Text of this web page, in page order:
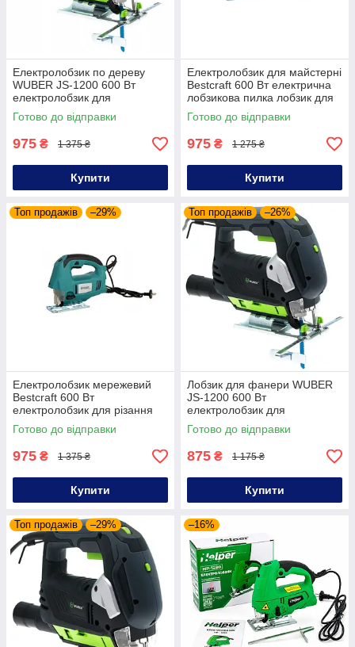
Електролобзик по дереву
WUBER JS-1200 600 Вт
електролобзик для
будівельних робіт
Готово до відправки
975 ₴ 1 375 ₴
Купити
Електролобзик для майстерні
Bestcraft 600 Вт електрична
лобзикова пилка лобзик для
ДСП
Готово до відправки
975 ₴ 1 275 ₴
Купити
Топ продажів –29%
Електролобзик мережевий
Bestcraft 600 Вт
електролобзик для різання
дерева лобзик ручний
Готово до відправки
975 ₴ 1 375 ₴
Купити
Топ продажів –26%
Лобзик для фанери WUBER
JS-1200 600 Вт
електролобзик для
випилювання по дереву
Готово до відправки
875 ₴ 1 175 ₴
Купити
Топ продажів –29% –16%